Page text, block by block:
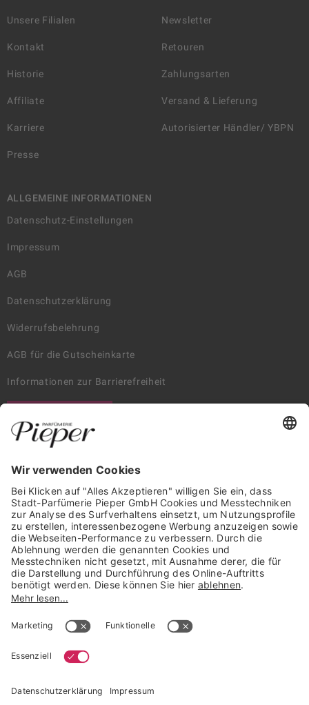
Unsere Filialen
Kontakt
Historie
Affiliate
Karriere
Presse
Newsletter
Retouren
Zahlungsarten
Versand & Lieferung
Autorisierter Händler/ YBPN
ALLGEMEINE INFORMATIONEN
Datenschutz-Einstellungen
Impressum
AGB
Datenschutzerklärung
Widerrufsbelehrung
AGB für die Gutscheinkarte
Informationen zur Barrierefreiheit
Trusted Shops Mitglied seit 2010
* unverbindliche Preisempfehlung der Verbundgruppe beauty alliance